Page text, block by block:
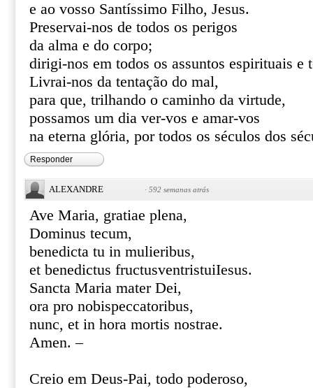
e ao vosso Santíssimo Filho, Jesus.
Preservai-nos de todos os perigos
da alma e do corpo;
dirigi-nos em todos os assuntos espirituais e
Livrai-nos da tentação do mal,
para que, trilhando o caminho da virtude,
possamos um dia ver-vos e amar-vos
na eterna glória, por todos os séculos dos
Responder
ALEXANDRE · 592 semanas atrás
Ave Maria, gratiae plena,
Dominus tecum,
benedicta tu in mulieribus,
et benedictus fructusventristuiIesus.
Sancta Maria mater Dei,
ora pro nobispeccatoribus,
nunc, et in hora mortis nostrae.
Amen. –
Creio em Deus-Pai, todo poderoso,